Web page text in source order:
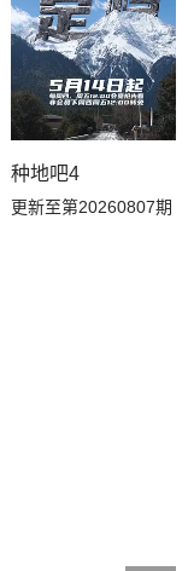
20260529居民采访
20260527上
20260429名场面特辑
种地吧4
更新至第20260807期